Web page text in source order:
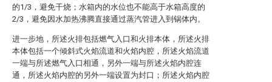
的1/3，避免干烧；水箱内的水位也不能高于水箱高度的
2/3，避免因水加热沸腾直接通过蒸汽管进入到锅体内。
进一步地，所述火排包括燃气入口和火排本体，所述火排
本体包括一个倾斜式火焰流道和火焰内腔，所述火焰流道
一端与所述燃气入口相通，另外一端与所述火焰内腔连
通，所述火焰内腔的另外一端设置为封口；所述火焰内腔